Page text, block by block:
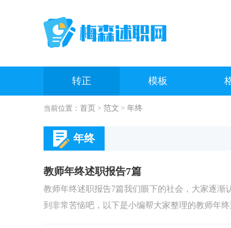
转正 模板
校长
当前位置： 首页 > 范文 > 年终
年终
教师年终述职报告7篇
教师年终述职报告7篇我们眼下的社会，大家逐
到非常苦恼吧，以下是小编帮大家整理的教师年